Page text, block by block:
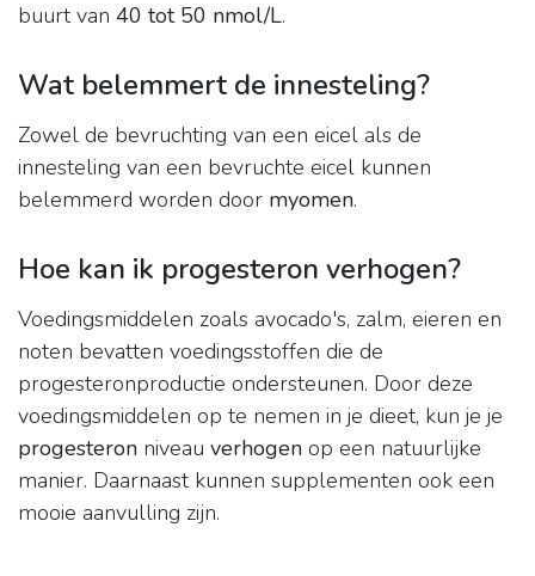
buurt van 40 tot 50 nmol/L.
Wat belemmert de innesteling?
Zowel de bevruchting van een eicel als de
innesteling van een bevruchte eicel kunnen
belemmerd worden door myomen.
Hoe kan ik progesteron verhogen?
Voedingsmiddelen zoals avocado's, zalm, eieren en
noten bevatten voedingsstoffen die de
progesteronproductie ondersteunen. Door deze
voedingsmiddelen op te nemen in je dieet, kun je je
progesteron niveau verhogen op een natuurlijke
manier. Daarnaast kunnen supplementen ook een
mooie aanvulling zijn.